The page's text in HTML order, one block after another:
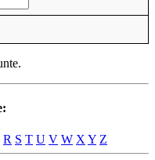
R S T U V W X Y Z